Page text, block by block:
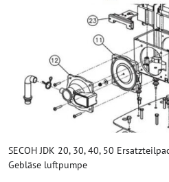
SECOH JDK 20, 30, 40, 50
Gebläse luftpumpe